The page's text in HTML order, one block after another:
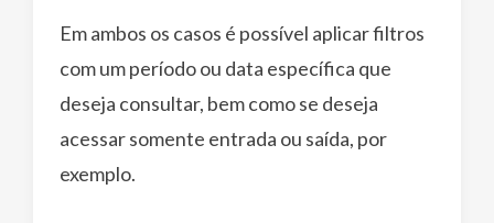
Em ambos os casos é possível aplicar filtros
com um período ou data específica que
deseja consultar, bem como se deseja
acessar somente entrada ou saída, por
exemplo.